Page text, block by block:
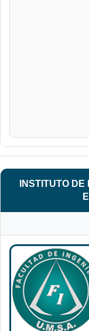
INSTITUTO